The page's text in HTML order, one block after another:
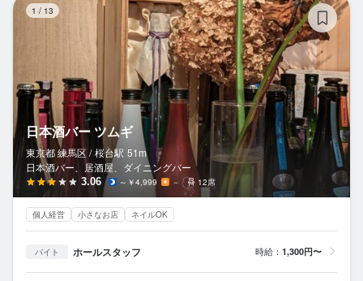
1 / 13
日本酒バー ツムギ
東京都 練馬区 / 桜台駅 51m
日本酒バー、居酒屋、ダイニングバー
3.06 ～￥4,999 － 12席
個人経営 小さなお店 ネイルOK
バイト ホールスタッフ 時給： 1,300円〜